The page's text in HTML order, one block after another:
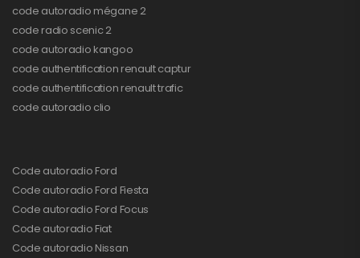
code autoradio mégane 2
code radio scenic 2
code autoradio kangoo
code authentification renault captur
code authentification renault trafic
code autoradio clio
Code autoradio Ford
Code autoradio Ford Fiesta
Code autoradio Ford Focus
Code autoradio Fiat
Code autoradio Nissan